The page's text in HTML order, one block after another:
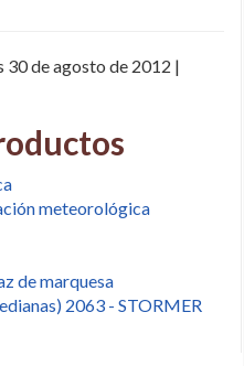
30 de agosto de 2012 |
meteorológica
de marquesa
2063 - STORMER